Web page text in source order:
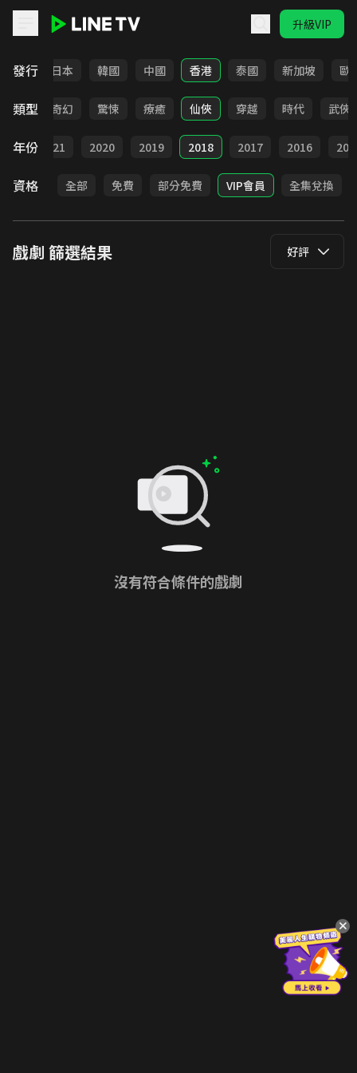
升級VIP
發行
台灣 日本 韓國 中國 香港 泰國 新加坡 歐
類型
BL 奇幻 驚悚 療癒 仙俠 穿越 時代 武俠
年份 2021 2020 2019 2018 2017 2016
資格 全部 免費 部分免費 VIP會員 全集兌換
戲劇 篩選結果 好評
沒有符合條件的戲劇